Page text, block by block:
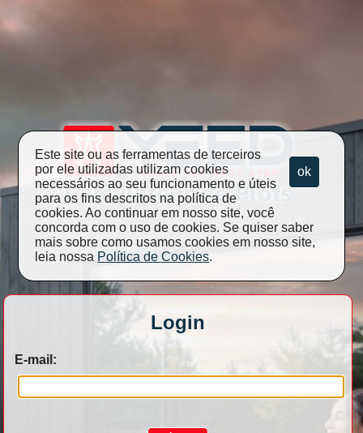
Login
E-mail:
ok
Este site ou as ferramentas de terceiros
por ele utilizadas utilizam cookies
necessários ao seu funcionamento e úteis
para os fins descritos na política de
cookies. Ao continuar em nosso site, você
concorda com o uso de cookies. Se quiser saber
mais sobre como usamos cookies em nosso site,
leia nossa Política de Cookies.